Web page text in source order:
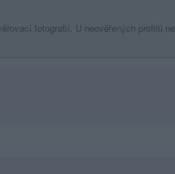
fotografií. U neověřených profilů